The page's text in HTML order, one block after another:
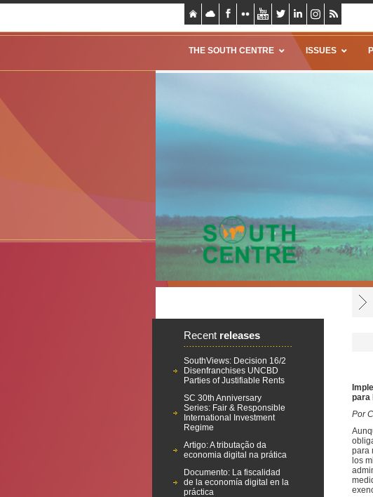
THE SOUTH CENTRE ISSUES
Recent releases
SouthViews: Decision 16/2
Disenfranchises UNCBD
Parties of Justifiable Rents
SC 30th Anniversary
Series: Fair & Responsible
International Investment
Regime
Artigo: A tributação da
economia digital na prática
Documento: La fiscalidad
de la economía digital en la
práctica
para
Por
para
los